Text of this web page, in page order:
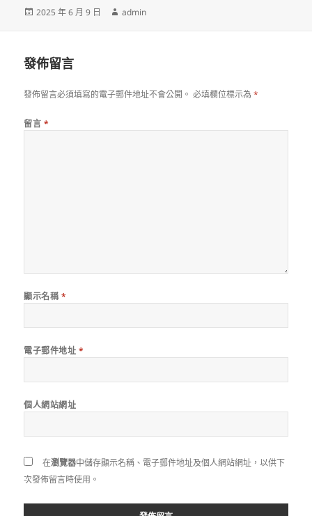
發
2025 年 6 月 9 日
作
admin
發佈留言
發佈留言必須填寫的電子郵件地址不會公開。 必填欄位標示為*
留言 *
顯示名稱 *
電子郵件地址 *
個人網站網址
在瀏覽器中儲存顯示名稱、電子郵件地址及個人網站網址，以供下
次發佈留言時使用。